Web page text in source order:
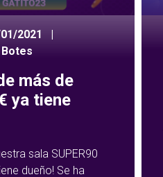
2021
|
más de
ya tiene
sala SUPER90
dueño! Se ha